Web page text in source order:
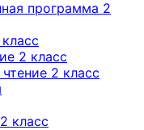
программа 2
2 класс
2 класс
класс